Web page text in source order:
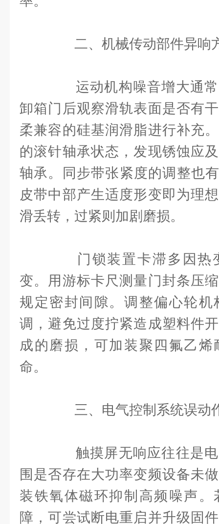
二、机械传动部件异响
运动机构噪音增大通常
卸箱门后观察滑轨表面是否有
柔兼容的硅基润滑脂进行补充
的滚针轴承状态，发现锈蚀应
轴承。同步带张紧度的调整也
皮带中部产生适度形变即为理
滑丢转，过紧则加剧磨损。
门锁装置卡滞多因热
变。用游标卡尺测量门封条压
规定密封间隙。调整偏心轮机
调，避免过度拧紧造成塑料件
成的磨损，可加装聚四氟乙
命。
三、电气控制系统误动
触摸屏无响应往往是电
围是否存在大功率变频设备未
装铁氧体磁环抑制高频噪声
障，可尝试断电重启并升级固